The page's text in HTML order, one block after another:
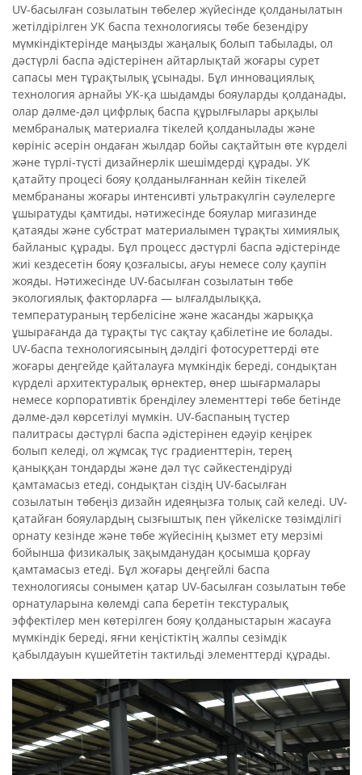
UV-басылған созылатын төбелер жүйесінде қолданылатын
жетілдірілген УК баспа технологиясы төбе безендіру
мүмкіндіктерінде маңызды жаңалық болып табылады, ол
дәстүрлі баспа әдістерінен айтарлықтай жоғары сурет
сапасы мен тұрақтылық ұсынады. Бұл инновациялық
технология арнайы УК-қа шыдамды бояуларды қолданады,
олар дәлме-дәл цифрлық баспа құрылғылары арқылы
мембраналық материалға тікелей қолданылады және
көрініс әсерін ондаған жылдар бойы сақтайтын өте күрделі
және түрлі-түсті дизайнерлік шешімдерді құрады. УК
қатайту процесі бояу қолданылғаннан кейін тікелей
мембрананы жоғары интенсивті ультракүлгін сәулелерге
ұшыратуды қамтиды, нәтижесінде бояулар мигазинде
қатаяды және субстрат материалымен тұрақты химиялық
байланыс құрады. Бұл процесс дәстүрлі баспа әдістерінде
жиі кездесетін бояу қозғалысы, ағуы немесе солу қаупін
жояды. Нәтижесінде UV-басылған созылатын төбе
экологиялық факторларға — ылғалдылыққа,
температураның тербелісіне және жасанды жарыққа
ұшырағанда да тұрақты түс сақтау қабілетіне ие болады.
UV-баспа технологиясының дәлдігі фотосуреттерді өте
жоғары деңгейде қайталауға мүмкіндік береді, сондықтан
күрделі архитектуралық өрнектер, өнер шығармалары
немесе корпоративтік бренділеу элементтері төбе бетінде
дәлме-дәл көрсетілуі мүмкін. UV-баспаның түстер
палитрасы дәстүрлі баспа әдістерінен едәуір кеңірек
болып келеді, ол жұмсақ түс градиенттерін, терең
қаныққан тондарды және дәл түс сәйкестендіруді
қамтамасыз етеді, сондықтан сіздің UV-басылған
созылатын төбеңіз дизайн идеяңызға толық сай келеді. UV-
қатайған бояулардың сызғыштық пен үйкеліске төзімділігі
орнату кезінде және төбе жүйесінің қызмет ету мерзімі
бойынша физикалық зақымданудан қосымша қорғау
қамтамасыз етеді. Бұл жоғары деңгейлі баспа
технологиясы сонымен қатар UV-басылған созылатын төбе
орнатуларына көлемді сапа беретін текстуралық
эффектілер мен көтерілген бояу қолданыстарын жасауға
мүмкіндік береді, яғни кеңістіктің жалпы сезімдік
қабылдауын күшейтетін тактильді элементтерді құрады.